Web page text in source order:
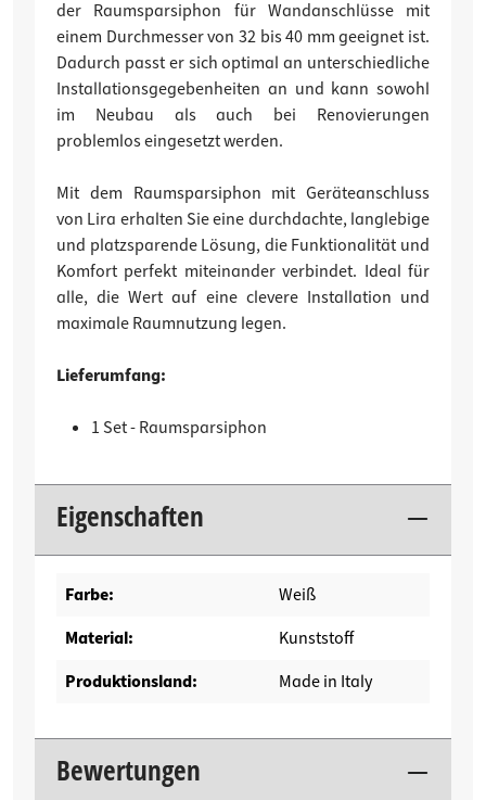
der Raumsparsiphon für Wandanschlüsse mit
einem Durchmesser von 32 bis 40 mm geeignet ist.
Dadurch passt er sich optimal an unterschiedliche
Installationsgegebenheiten an und kann sowohl
im Neubau als auch bei Renovierungen
problemlos eingesetzt werden.
Mit dem Raumsparsiphon mit Geräteanschluss
von Lira erhalten Sie eine durchdachte, langlebige
und platzsparende Lösung, die Funktionalität und
Komfort perfekt miteinander verbindet. Ideal für
alle, die Wert auf eine clevere Installation und
maximale Raumnutzung legen.
Lieferumfang:
1 Set - Raumsparsiphon
Eigenschaften
Farbe:
Weiß
Material:
Kunststoff
Produktionsland:
Made in Italy
Bewertungen